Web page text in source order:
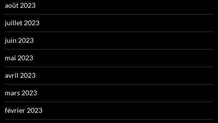
août 2023
juillet 2023
juin 2023
mai 2023
avril 2023
mars 2023
février 2023